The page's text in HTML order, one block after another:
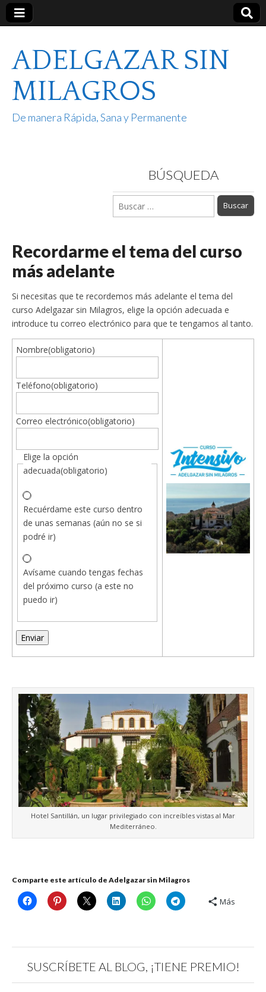
ADELGAZAR SIN
MILAGROS
De manera Rápida, Sana y Permanente
BÚSQUEDA
Buscar:
Recordarme el tema del curso
más adelante
Si necesitas que te recordemos más adelante el tema del
curso Adelgazar sin Milagros, elige la opción adecuada e
introduce tu correo electrónico para que te tengamos al tanto.
Nombre(obligatorio)
Teléfono(obligatorio)
Correo electrónico(obligatorio)
Elige la opción
adecuada(obligatorio)
Recuérdame este curso dentro
de unas semanas (aún no se si
podré ir)
Avísame cuando tengas fechas
del próximo curso (a este no
puedo ir)
Enviar
Hotel Santillán, un lugar privilegiado con increíbles vistas al Mar
Mediterráneo.
Comparte este artículo de Adelgazar sin Milagros
Más
SUSCRÍBETE AL BLOG, ¡TIENE PREMIO!